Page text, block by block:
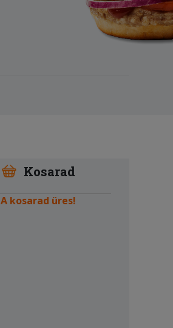
Kosarad
A kosarad üres!